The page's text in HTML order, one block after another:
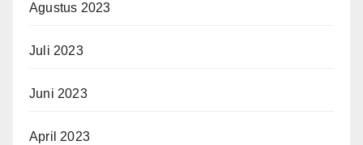
Agustus 2023
Juli 2023
Juni 2023
April 2023